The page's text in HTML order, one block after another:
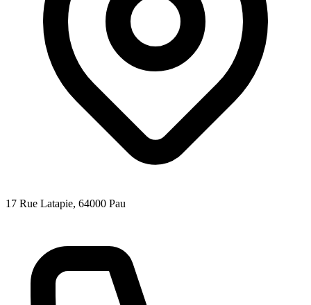
17 Rue Latapie, 64000 Pau